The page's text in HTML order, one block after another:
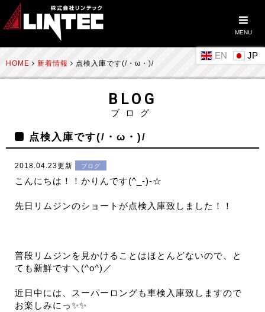
MENU
EN
HOME 新着情報 点検入庫です(/・ω・)/
BLOG
ブログ
点検入庫です(/・ω・)/
2018.04.23更新 ブログ
こんにちは！！かりんです(^_-)-☆
先日リムジンのショートが点検入庫致しました！！
普段リムジンを見かけることはほとんどないので、と
ても新鮮です＼(^o^)／
近日中には、スーパーロングも車検入庫致しますので
お楽しみにっ✨✨